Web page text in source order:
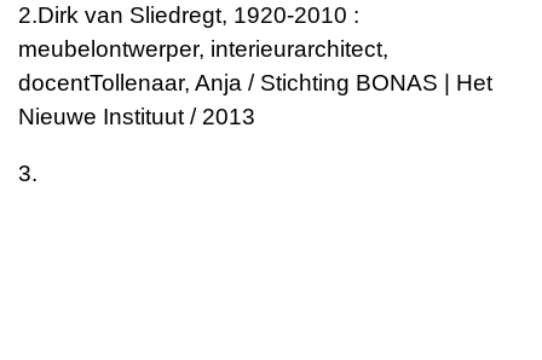
2.Dirk van Sliedregt, 1920-2010 :
meubelontwerper, interieurarchitect,
docentTollenaar, Anja / Stichting BONAS | Het
Nieuwe Instituut / 2013
3.